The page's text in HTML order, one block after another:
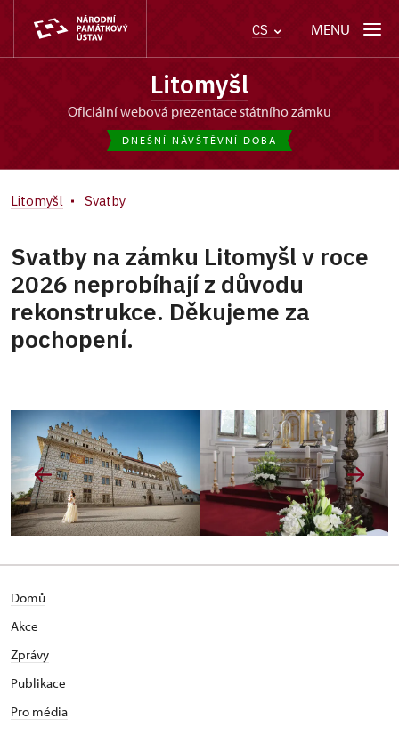
CS MENU
Litomyšl
oficiální webová prezentace státního zámku
DNEŠNÍ NÁVŠTĚVNÍ DOBA
Litomyšl Svatby
Svatby na zámku Litomyšl v roce
2026 neprobíhají z důvodu
rekonstrukce. Děkujeme za
pochopení.
Domů
Akce
Zprávy
Publikace
Pro média